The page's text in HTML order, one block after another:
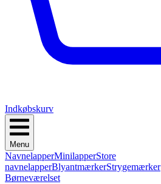
Indkøbskurv
Menu
NavnelapperMinilapperStore
navnelapperBlyantmærkerStrygemærker
Børneværelset